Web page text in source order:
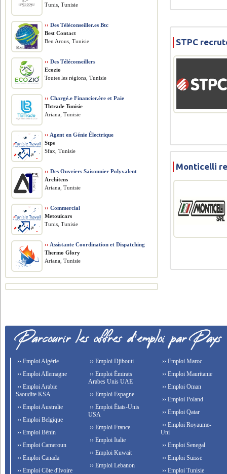
STPC
Monticelli
Tunis, Tunisie
›› Des Téléconseiller.es Btc
Best Contact
Ben Arous, Tunisie
›› Des Téléconseillers
Ecozio
Toutes les régions, Tunisie
›› Chargé.e Financier.ère et Paie
Tbtrade Tunisie
Ariana, Tunisie
›› Agent en Génie Électrique
Stps
Sfax, Tunisie
›› Des Ouvriers Saisonnier Polyvalent
Architens
Ariana, Tunisie
›› Commercial
Metouicars
Tunis, Tunisie
›› Assistante Coordination et Dispatching
Thermo Glory
Ariana, Tunisie
›› Emploi Algérie
›› Emploi Allemagne
›› Emploi Arabie
Saoudite KSA
›› Emploi Australie
›› Emploi Belgique
›› Emploi Bénin
›› Emploi Cameroun
›› Emploi Canada
›› Emploi Côte d'Ivoire
›› Emploi Djibouti
›› Emploi Émirats
Arabes Unis UAE
›› Emploi Espagne
›› Emploi États-Unis
USA
›› Emploi France
›› Emploi Italie
›› Emploi Kuwait
›› Emploi Lebanon
›› Emploi Maroc
›› Emploi Mauritanie
›› Emploi Oman
›› Emploi Poland
›› Emploi Qatar
›› Emploi Royaume-
Uni
›› Emploi Senegal
›› Emploi Suisse
›› Emploi Tunisie